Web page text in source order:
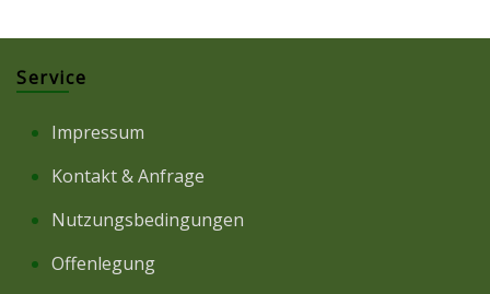
Service
Impressum
Kontakt & Anfrage
Nutzungsbedingungen
Offenlegung